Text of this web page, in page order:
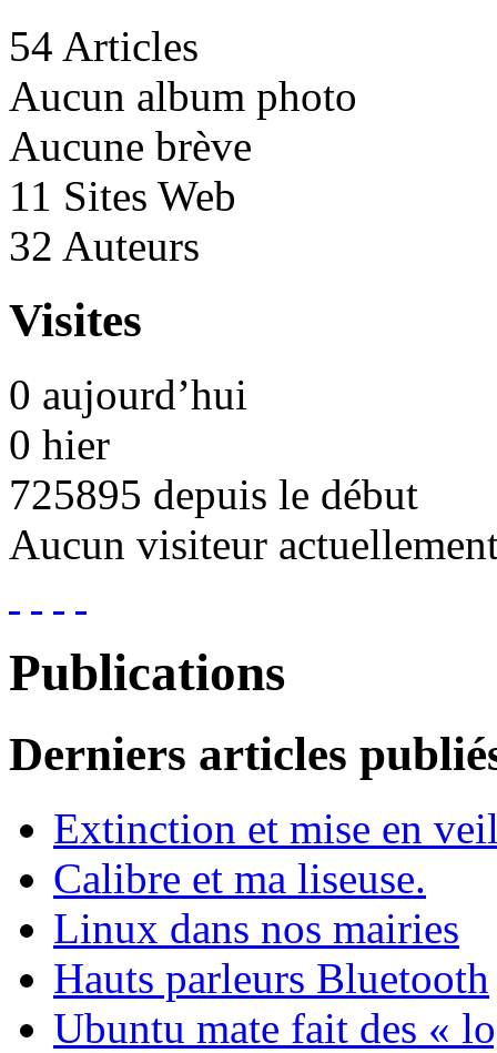
54 Articles
Aucun album photo
Aucune brève
11 Sites Web
32 Auteurs
Visites
0 aujourd’hui
0 hier
725895 depuis le début
Aucun visiteur
Publications
Derniers articles
Extinction et mise en
Calibre et ma liseuse.
Linux dans nos mairies
Hauts parleurs Bluetooth
Ubuntu mate fait des «